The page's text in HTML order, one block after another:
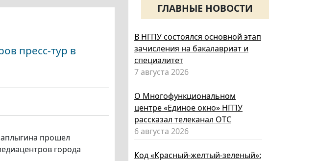
пресс-тур в
прошел
города
ГЛАВНЫЕ НОВОСТИ
В НГПУ состоялся основной этап
зачисления на бакалавриат и
специалитет
7 августа 2026
О Многофункциональном
центре «Единое окно» НГПУ
рассказал телеканал ОТС
6 августа 2026
Код «Красный-желтый-зеленый»: